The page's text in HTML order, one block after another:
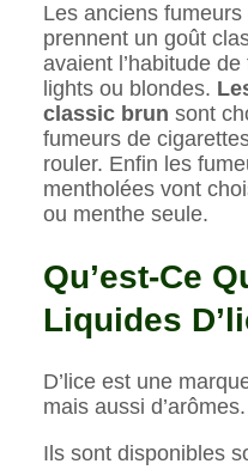
Les anciens
prennent un goût
avaient l’habitude
lights ou blondes.
classic brun sont
fumeurs de
rouler. Enfin les
mentholées vont
ou menthe seule.
Qu’est-Ce
Liquides
D’lice est une
mais aussi d’arômes.
Ils sont disponibles